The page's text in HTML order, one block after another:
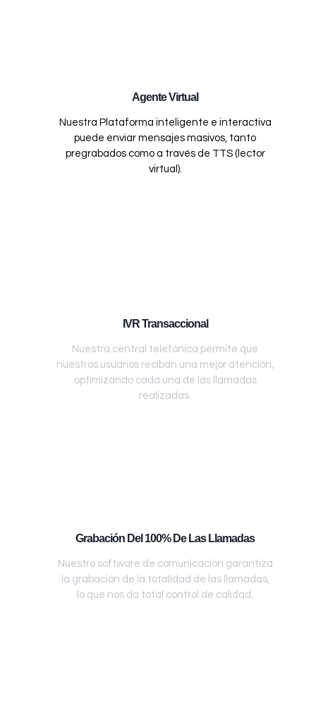
Agente Virtual
Nuestra Plataforma inteligente e interactiva
puede enviar mensajes masivos, tanto
pregrabados como a través de TTS (lector
virtual).
IVR Transaccional
Nuestra central telefónica permite que
nuestros usuarios reciban una mejor atención,
optimizando cada una de las llamadas
realizadas.
Grabación Del 100% De Las Llamadas
Nuestro software de comunicación garantiza
la grabación de la totalidad de las llamadas,
lo que nos da total control de calidad.